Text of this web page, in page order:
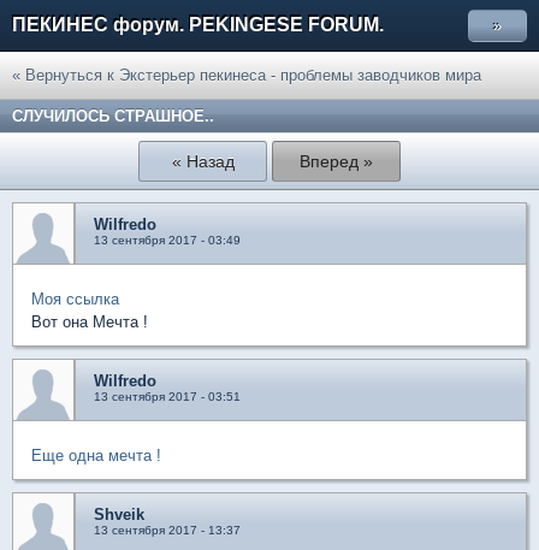
ПЕКИНЕС форум. PEKINGESE FORUM. »
« Вернуться к Экстерьер пекинеса - проблемы заводчиков мира
СЛУЧИЛОСЬ СТРАШНОЕ..
« Назад Вперед »
Wilfredo
13 сентября 2017 - 03:49
Моя ссылка
Вот она Мечта !
Wilfredo
13 сентября 2017 - 03:51
Еще одна мечта !
Shveik
13 сентября 2017 - 13:37